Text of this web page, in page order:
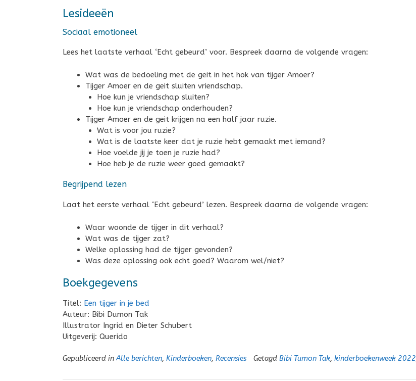
Lesideeën
Sociaal emotioneel
Lees het laatste verhaal ‘Echt gebeurd’ voor. Bespreek daarna de volgende vragen:
Wat was de bedoeling met de geit in het hok van tijger Amoer?
Tijger Amoer en de geit sluiten vriendschap.
Hoe kun je vriendschap sluiten?
Hoe kun je vriendschap onderhouden?
Tijger Amoer en de geit krijgen na een half jaar ruzie.
Wat is voor jou ruzie?
Wat is de laatste keer dat je ruzie hebt gemaakt met iemand?
Hoe voelde jij je toen je ruzie had?
Hoe heb je de ruzie weer goed gemaakt?
Begrijpend lezen
Laat het eerste verhaal ‘Echt gebeurd’ lezen. Bespreek daarna de volgende vragen:
Waar woonde de tijger in dit verhaal?
Wat was de tijger zat?
Welke oplossing had de tijger gevonden?
Was deze oplossing ook echt goed? Waarom wel/niet?
Boekgegevens
Titel: Een tijger in je bed
Auteur: Bibi Dumon Tak
Illustrator Ingrid en Dieter Schubert
Uitgeverij: Querido
Gepubliceerd inAlle berichten, Kinderboeken, Recensies Getagd Bibi Tumon Tak, kinderboekenweek 2022